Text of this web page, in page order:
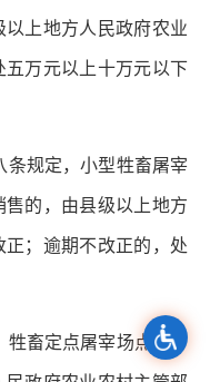
上地方人民政府农业
万元以上十万元以下
规定，小型牲畜屠宰
的，由县级以上地方
；逾期不改正的，处
畜定点屠宰场点有下